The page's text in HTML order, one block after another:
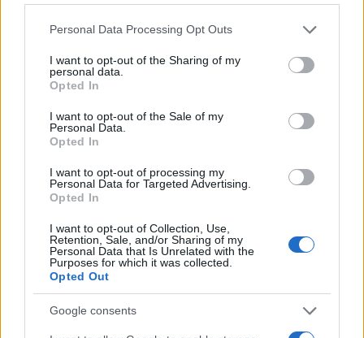
Please note that this website/app uses one or more Google
not limited to your visit or usage behaviour. You may click to
grant or deny consent to Google and its third-party tags to
use your data for below specified purposes in below Google
consent section.
Personal Data Processing Opt Outs
I want to opt-out of the Sharing of my
personal data.
Opted In
I want to opt-out of the Sale of my
Personal Data.
Opted In
I want to opt-out of processing my
Personal Data for Targeted Advertising.
Opted In
I want to opt-out of Collection, Use,
Retention, Sale, and/or Sharing of my
Personal Data that Is Unrelated with the
Purposes for which it was collected.
Opted Out
Google consents
Ελλάδα
ΒΟΥΝΟ
ΚΟΖΑΝΗ
Share:
ενημερωθείτε πρώτοι για όλη την ειδησεογραφία και τα
τελευταία νέατης ημέρας
Πιο δημοφιλή
Βελτιωμένη η εικόνα της φωτιάς στον
Κουβαρά: Παραδόθηκαν στις φλόγες
Άγιος Στυλιανός